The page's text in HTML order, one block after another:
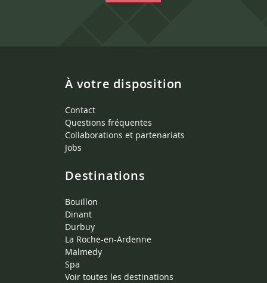
À votre disposition
Contact
Questions fréquentes
Collaborations et partenariats
Jobs
Destinations
Bouillon
Dinant
Durbuy
La Roche-en-Ardenne
Malmedy
Spa
Voir toutes les destinations